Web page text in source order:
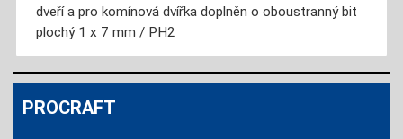
dveří a pro komínová dvířka doplněn o oboustranný bit
plochý 1 x 7 mm / PH2
PROCRAFT